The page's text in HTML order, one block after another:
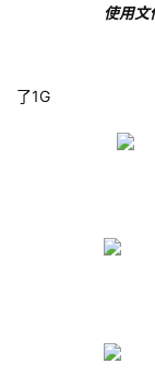
使用文
1
了1G
2
3